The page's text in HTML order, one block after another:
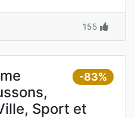
155
-83%
Sport et